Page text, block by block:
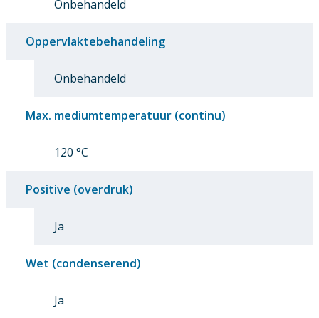
Onbehandeld
Oppervlaktebehandeling
Onbehandeld
Max. mediumtemperatuur (continu)
120 °C
Positive (overdruk)
Ja
Wet (condenserend)
Ja